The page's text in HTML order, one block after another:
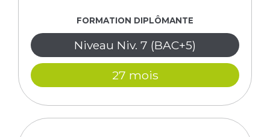
FORMATION DIPLÔMANTE
Niveau Niv. 7 (BAC+5)
27 mois